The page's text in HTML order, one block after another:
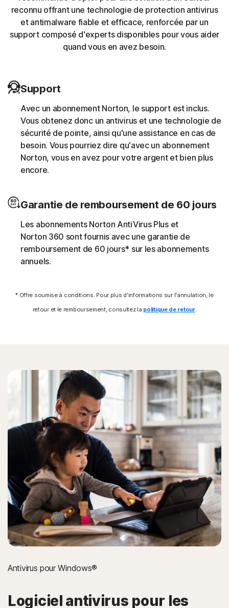
La protection Norton aide à bloquer et à supprimer les
chevaux de Troie connus pour cibler les sessions
utilisent les ressources informatiques d'une autre
personne pour exécuter un script de minage de
cryptomonnaies sans le consentement de l'utilisateur
(par exemple, le cryptojacking).
Téléchargeurs
La protection Norton aide à bloquer les menaces en
contrôle afin de télécharger des charges malveillantes
supplémentaires.
Exploits
La protection Norton aide à bloquer des techniques
spécifiques utilisées par les malwares pour exploiter une
Les menaces en ligne modernes ne laissent aucune trace
dans le système de fichiers en utilisant des scripts et des
exécutions en mémoire. La protection Norton les
détecte et aide à les supprimer.
Attaques de formjacking
La protection Norton aide à bloquer les tentatives de vol
de carte de crédit sur les pages de paiement en ligne.
Enregistreurs de frappe
La protection Norton aide à arrêter les menaces en ligne
qui enregistrent les frappes de clavier, par exemple
passe de vos comptes en ligne.
Attaques de navigateur Man-in-the-
reconnu offrant une technologie de protection antivirus
et antimalware fiable et efficace, renforcée par un
support composé d'experts disponibles pour vous aider
quand vous en avez besoin.
Support
Avec un abonnement Norton, le support est inclus.
Vous obtenez donc un antivirus et une technologie de
sécurité de pointe, ainsi qu'une assistance en cas de
besoin. Vous pourriez dire qu'avec un abonnement
Norton, vous en avez pour votre argent et bien plus
encore.
Garantie de remboursement de 60 jours
Les abonnements Norton AntiVirus Plus et
Norton 360 sont fournis avec une garantie de
remboursement de 60 jours* sur les abonnements
annuels.
* Offre soumise à conditions. Pour plus d'informations sur l'annulation, le
retour et le remboursement, consultez la politique de retour.
Antivirus pour Windows®
Logiciel antivirus pour les